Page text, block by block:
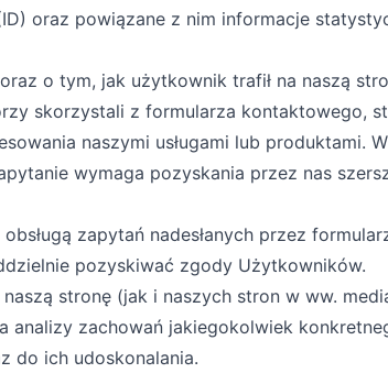
oraz powiązane z nim informacje
o tym, jak użytkownik trafił na naszą
skorzystali z formularza kontaktowego,
naszymi usługami lub produktami.
wymaga pozyskania przez nas
zapytań nadesłanych przez
pozyskiwać zgody Użytkowników.
stronę (jak i naszych stron w ww.
zachowań jakiegokolwiek
do ich udoskonalania.